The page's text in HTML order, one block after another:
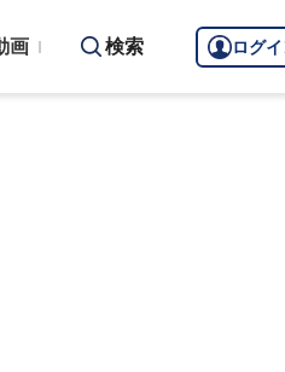
画 検索 ログ